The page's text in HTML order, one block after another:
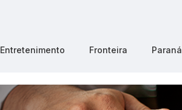
Entretenimento Fronteira Paraná